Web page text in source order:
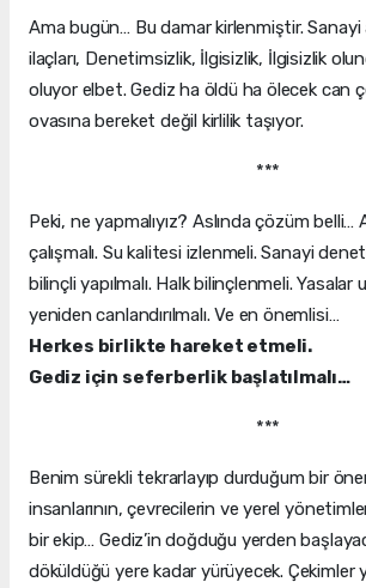
Ama bugün… Bu damar kirlenmiştir. Sanayi
ilaçları, Denetimsizlik, İlgisizlik, İlgisizlik
oluyor elbet. Gediz ha öldü ha ölecek can
ovasına bereket değil kirlilik taşıyor.
***
Peki, ne yapmalıyız? Aslında çözüm belli…
çalışmalı. Su kalitesi izlenmeli. Sanayi
bilinçli yapılmalı. Halk bilinçlenmeli. Yasalar
yeniden canlandırılmalı. Ve en önemlisi…
Herkes birlikte hareket etmeli.
Gediz için seferberlik başlatılmalı…
***
Benim sürekli tekrarlayıp durduğum bir
insanlarının, çevrecilerin ve yerel
bir ekip… Gediz’in doğduğu yerden
döküldüğü yere kadar yürüyecek. Çekimler